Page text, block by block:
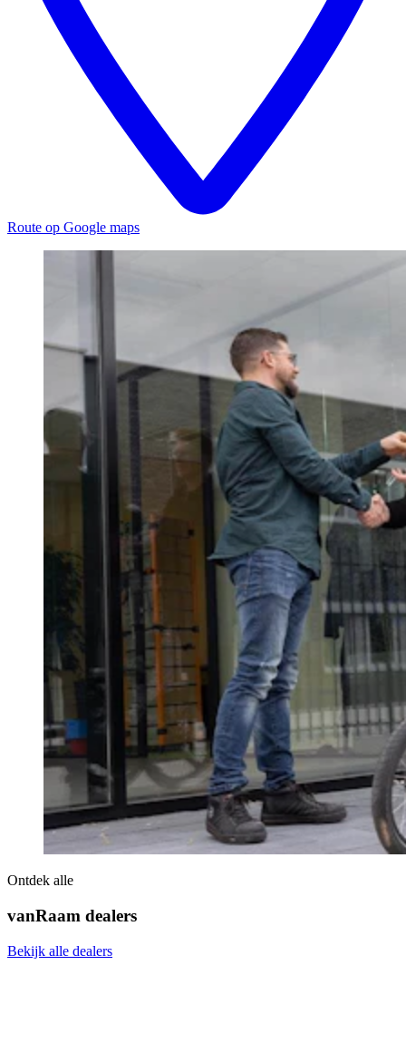
Route op Google maps
Ontdek alle
vanRaam dealers
Bekijk alle dealers